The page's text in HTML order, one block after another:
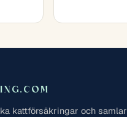
kattförsäkringar och samlar